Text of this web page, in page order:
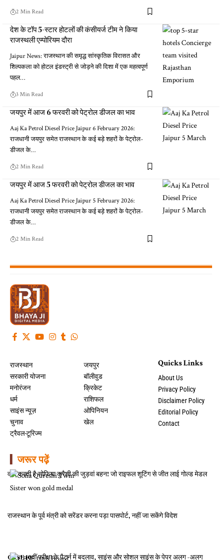
2 Min Read
देश के टॉप 5-स्टार होटलों की कंसीयर्ज टीम ने किया
राजस्थली एम्पोरियम दौरा
Jaipur News: राजस्थान की समृद्ध सांस्कृतिक विरासत और
शिल्पकला को होटल इंडस्ट्री से जोड़ने की दिशा में एक महत्वपूर्ण
पहल…
3 Min Read
जयपुर में आज 6 फरवरी को पेट्रोल डीजल का भाव
Aaj Ka Petrol Diesel Price Jaipur 6 February 2026:
राजधानी जयपुर समेत राजस्थान के कई बड़े शहरों के पेट्रोल-
डीजल के…
2 Min Read
जयपुर में आज 5 फरवरी को पेट्रोल डीजल का भाव
Aaj Ka Petrol Diesel Price Jaipur 5 February 2026:
राजधानी जयपुर समेत राजस्थान के कई बड़े शहरों के पेट्रोल-
डीजल के…
2 Min Read
राजस्थान
सरकारी योजना
मनोरंजन
धर्म
साइंस न्यूज़
चुनाव
ट्रैवल-टूरिज्म
जयपुर
बॉलीवुड
क्रिकेट
राशिफल
ओपिनियन
खेल
Quicks Links
About Us
Privacy Policy
Disclaimer Policy
Editorial Policy
Contact
जरूर पढ़ें
क्या करती है सोफिया कुरैशी की जुड़वां बहन! जो राइफल शूटिंग से जीत लाई गोल्ड मेडल
राजस्थान के पूर्व मंत्री को सरेंडर करना पड़ा पासपोर्ट, नहीं जा सकेंगे विदेश
CBSE 10वीं परीक्षा के पैटर्न में बदलाव, साइंस और सोशल साइंस के पेपर अलग -अलग